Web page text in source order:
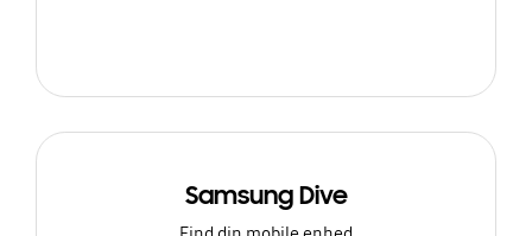
Samsung Dive